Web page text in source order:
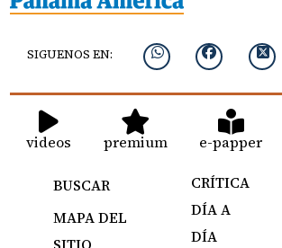
SIGUENOS EN:
videos premium e-papper
BUSCAR
MAPA DEL
CRÍTICA
DÍA A
DÍA